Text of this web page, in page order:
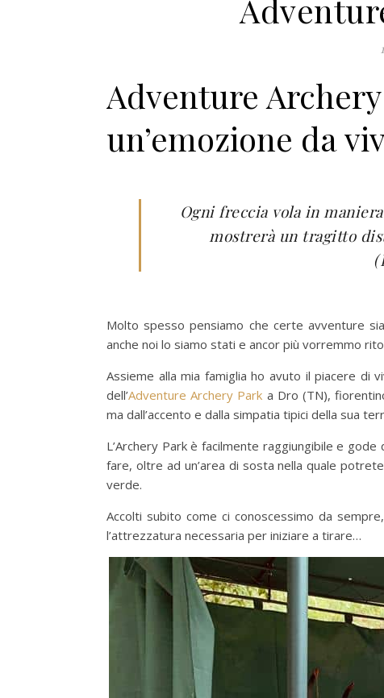
Adventure
un’emozione da
Ogni freccia vola in
mostrerà un tragitto
Molto spesso pensiamo che certe avventure
anche noi lo siamo stati e ancor più vorremmo
Assieme alla mia famiglia ho avuto il piacere di
dell’Adventure Archery Park a Dro (TN),
ma dall’accento e dalla simpatia tipici della sua
L’Archery Park è facilmente raggiungibile e
fare, oltre ad un’area di sosta nella quale
verde.
Accolti subito come ci conoscessimo da
l’attrezzatura necessaria per iniziare a tirare…